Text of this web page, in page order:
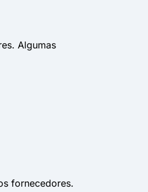
Algumas
fornecedores.